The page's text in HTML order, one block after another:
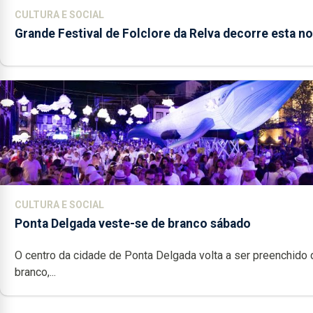
CULTURA E SOCIAL
Grande Festival de Folclore da Relva decorre esta
CULTURA E SOCIAL
Ponta Delgada veste-se de branco sábado
O centro da cidade de Ponta Delgada volta a ser preenchido
branco,...